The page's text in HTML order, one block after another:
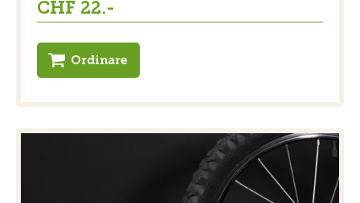
CHF 22.-
Ordinare